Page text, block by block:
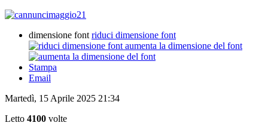
dimensione font riduci dimensione font
aumenta la dimensione del font
Stampa
Email
Martedì, 15 Aprile 2025 21:34
Letto 4100 volte